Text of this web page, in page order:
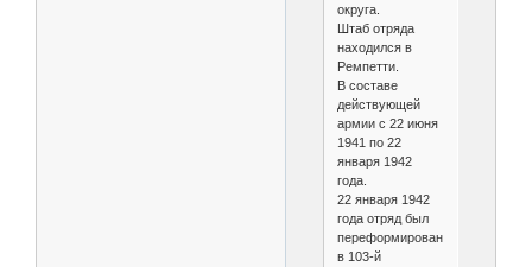
округа.
Штаб отряда
находился в
Ремпетти.
В составе
действующей
армии с 22 июня
1941 по 22
января 1942
года.
22 января 1942
года отряд был
переформирован
в 103-й